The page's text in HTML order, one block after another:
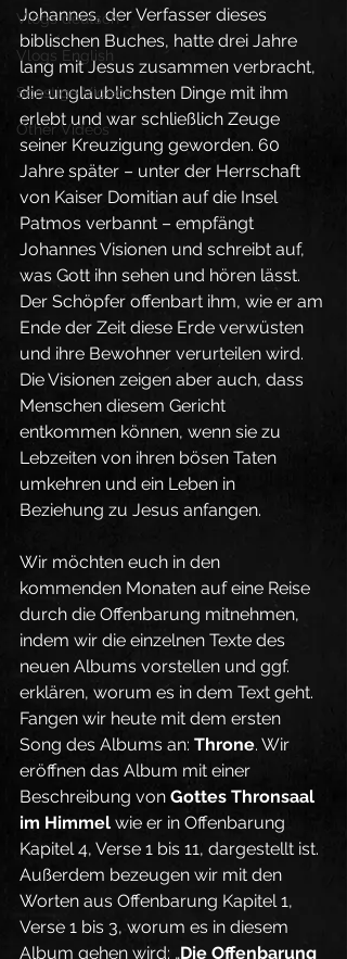
Vlogs deutsch
Vlogs English
Sonstige Videos
Other Videos
Johannes, der Verfasser dieses
biblischen Buches, hatte drei Jahre
lang mit Jesus zusammen verbracht,
die unglaublichsten Dinge mit ihm
erlebt und war schließlich Zeuge
seiner Kreuzigung geworden. 60
Jahre später – unter der Herrschaft
von Kaiser Domitian auf die Insel
Patmos verbannt – empfängt
Johannes Visionen und schreibt auf,
was Gott ihn sehen und hören lässt.
Der Schöpfer offenbart ihm, wie er am
Ende der Zeit diese Erde verwüsten
und ihre Bewohner verurteilen wird.
Die Visionen zeigen aber auch, dass
Menschen diesem Gericht
entkommen können, wenn sie zu
Lebzeiten von ihren bösen Taten
umkehren und ein Leben in
Beziehung zu Jesus anfangen.
Wir möchten euch in den
kommenden Monaten auf eine Reise
durch die Offenbarung mitnehmen,
indem wir die einzelnen Texte des
neuen Albums vorstellen und ggf.
erklären, worum es in dem Text geht.
Fangen wir heute mit dem ersten
Song des Albums an: Throne. Wir
eröffnen das Album mit einer
Beschreibung von Gottes Thronsaal
im Himmel wie er in Offenbarung
Kapitel 4, Verse 1 bis 11, dargestellt ist.
Außerdem bezeugen wir mit den
Worten aus Offenbarung Kapitel 1,
Verse 1 bis 3, worum es in diesem
Album gehen wird: „Die Offenbarung